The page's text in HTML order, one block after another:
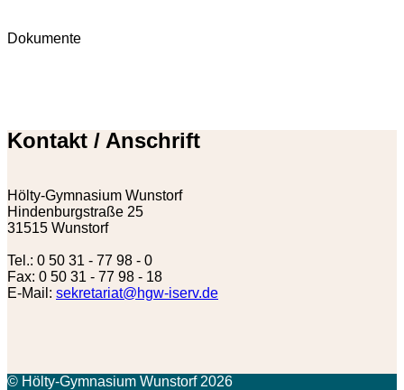
Dokumente
Kontakt / Anschrift
Hölty-Gymnasium Wunstorf
Hindenburgstraße 25
31515 Wunstorf
Tel.: 0 50 31 - 77 98 - 0
Fax: 0 50 31 - 77 98 - 18
E-Mail: sekretariat@hgw-iserv.de
© Hölty-Gymnasium Wunstorf 2026